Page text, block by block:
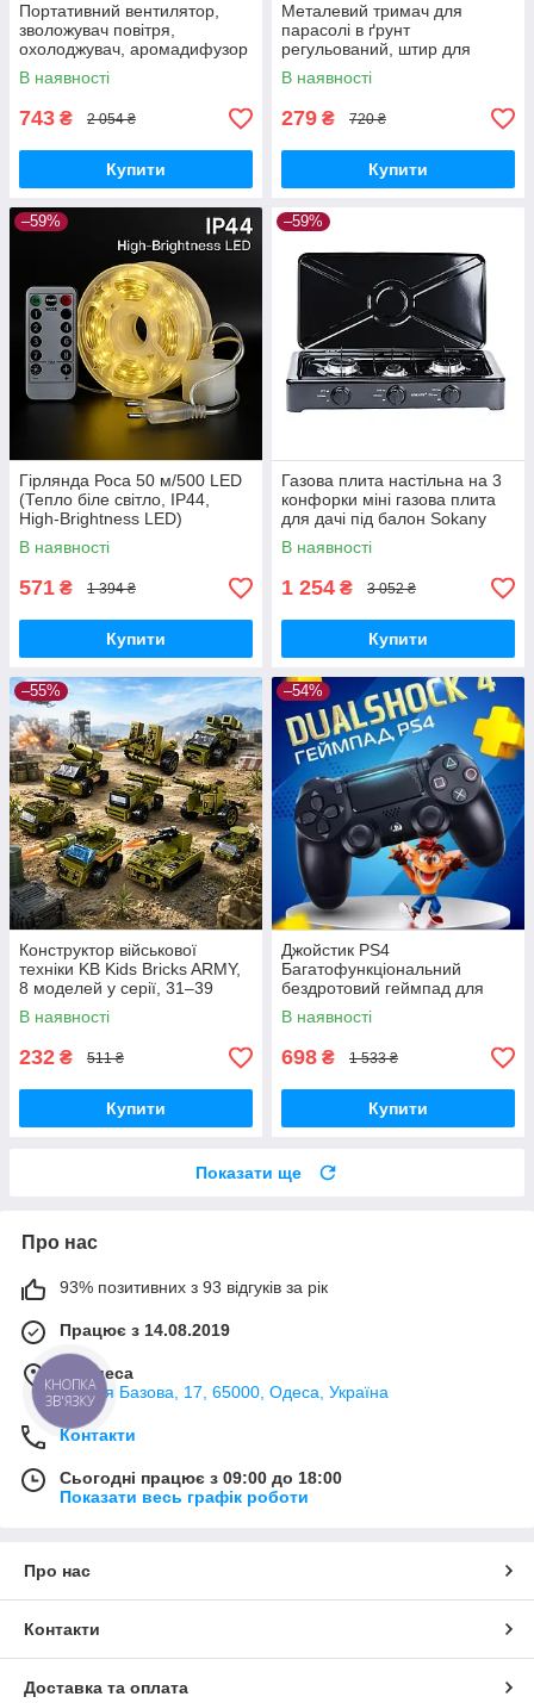
Портативний вентилятор,
зволожувач повітря,
охолоджувач, аромадифузор
FH-666
В наявності
743 ₴ 2 054 ₴
Купити
Металевий тримач для
парасолі в ґрунт
регульований, штир для
садової парасолі з
фіксатором
В наявності
279 ₴ 720 ₴
Купити
–59%
Гірлянда Роса 50 м/500 LED
(Тепло біле світло, IP44,
High-Brightness LED)
В наявності
571 ₴ 1 394 ₴
Купити
–59%
Газова плита настільна на 3
конфорки міні газова плита
для дачі під балон Sokany
В наявності
1 254 ₴ 3 052 ₴
Купити
–55%
Конструктор військової
техніки KB Kids Bricks ARMY,
8 моделей у серії, 31–39
деталей, 6+
В наявності
232 ₴ 511 ₴
Купити
–54%
Джойстик PS4
Багатофункціональний
бездротовий геймпад для
Bluetooth-консолі з подвійною
вібрацією DualShock 4 V3.5
В наявності
698 ₴ 1 533 ₴
Купити
Показати ще
Про нас
93% позитивних з 93 відгуків за рік
Працює з 14.08.2019
м. Одеса
вулиця Базова, 17, 65000, Одеса, Україна
Контакти
Сьогодні працює з 09:00 до 18:00
Показати весь графік роботи
Про нас
Контакти
Доставка та оплата
КНОПКА
ЗВ'ЯЗКУ